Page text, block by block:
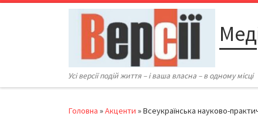
Перейти до вмісту
Усі версії подій життя – і ваша власна – в одному місці
Головна »Акценти »Всеукраїнська науково-